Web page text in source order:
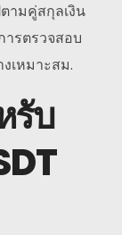
ามคู่สกุลเงิน
ารตรวจสอบ
เหมาะสม.
รับ